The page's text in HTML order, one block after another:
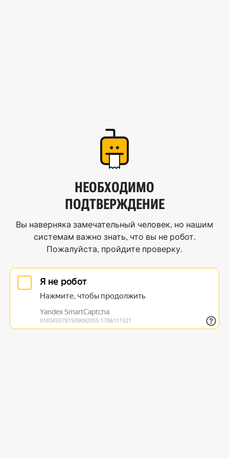
НЕОБХОДИМО
ПОДТВЕРЖДЕНИЕ
Вы наверняка замечательный человек, но нашим
системам важно знать, что вы не робот.
Пожалуйста, пройдите проверку.